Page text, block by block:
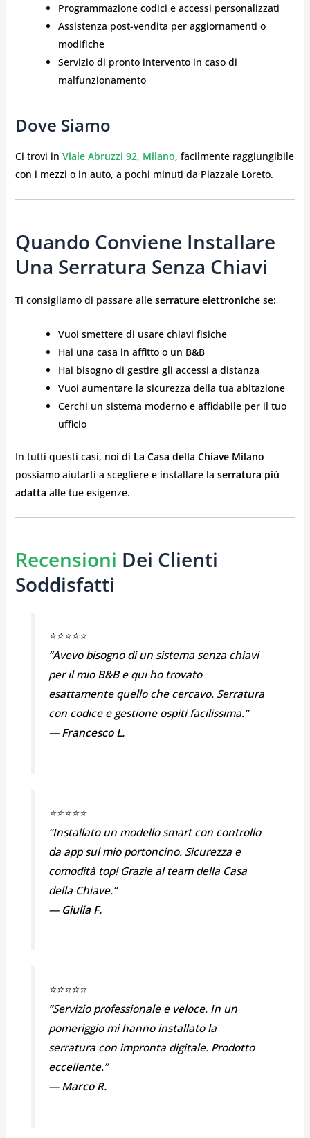
Programmazione codici e accessi personalizzati
Assistenza post-vendita per aggiornamenti o
modifiche
Servizio di pronto intervento in caso di
malfunzionamento
Dove Siamo
Ci trovi in Viale Abruzzi 92, Milano, facilmente raggiungibile
con i mezzi o in auto, a pochi minuti da Piazzale Loreto.
Quando Conviene Installare
Una Serratura Senza Chiavi
Ti consigliamo di passare alle serrature elettronichese:
Vuoi smettere di usare chiavi fisiche
Hai una casa in affitto o un B&B
Hai bisogno di gestire gli accessi a distanza
Vuoi aumentare la sicurezza della tua abitazione
Cerchi un sistema moderno e affidabile per il tuo
ufficio
In tutti questi casi, noi di La Casa della Chiave Milano
possiamo aiutarti a scegliere e installare la serratura più
adatta alle tue esigenze.
Recensioni Dei Clienti
Soddisfatti
⭐⭐⭐⭐⭐
“Avevo bisogno di un sistema senza chiavi
per il mio B&B e qui ho trovato
esattamente quello che cercavo. Serratura
con codice e gestione ospiti facilissima.”
—Francesco L.
⭐⭐⭐⭐⭐
“Installato un modello smart con controllo
da app sul mio portoncino. Sicurezza e
comodità top! Grazie al team della Casa
della Chiave.”
— Giulia F.
⭐⭐⭐⭐⭐
“Servizio professionale e veloce. In un
pomeriggio mi hanno installato la
serratura con impronta digitale. Prodotto
eccellente.”
—Marco R.